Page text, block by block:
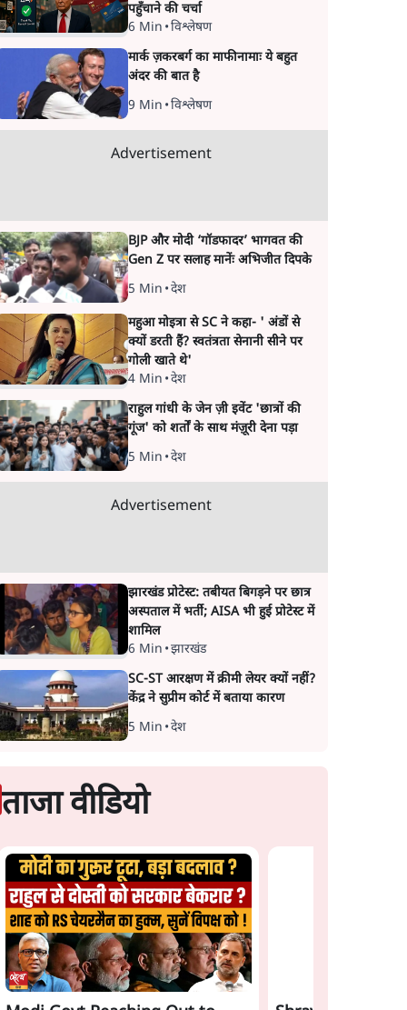
पहुँचाने की चर्चा
6 Min •विश्लेषण
मार्क ज़करबर्ग का माफीनामाः ये बहुत
अंदर की बात है
9 Min •विश्लेषण
Advertisement
BJP और मोदी ‘गॉडफादर’ भागवत की
Gen Z पर सलाह मानेंः अभिजीत दिपके
5 Min •देश
महुआ मोइत्रा से SC ने कहा- ' अंडों से
क्यों डरती हैं? स्वतंत्रता सेनानी सीने पर
गोली खाते थे'
4 Min •देश
राहुल गांधी के जेन ज़ी इवेंट 'छात्रों की
गूंज' को शर्तों के साथ मंज़ूरी देना पड़ा
5 Min •देश
Advertisement
झारखंड प्रोटेस्ट: तबीयत बिगड़ने पर छात्र
अस्पताल में भर्ती; AISA भी हुई प्रोटेस्ट में
शामिल
6 Min •झारखंड
SC-ST आरक्षण में क्रीमी लेयर क्यों नहीं?
केंद्र ने सुप्रीम कोर्ट में बताया कारण
5 Min •देश
ताजा वीडियो